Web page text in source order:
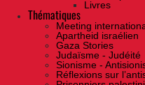
Livres
Thématiques
Meeting
Apartheid israélien
Gaza Stories
Judaïsme - Judéité
Sionisme -
Réflexions sur